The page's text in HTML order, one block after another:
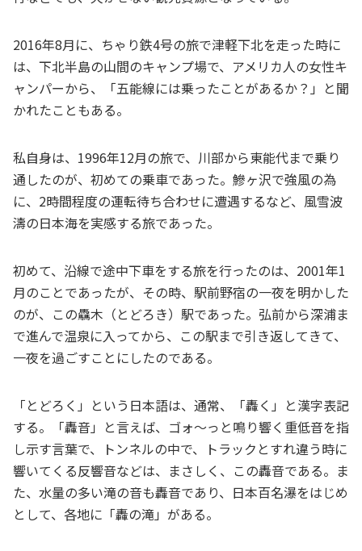
2016年8月に、ちゃり鉄4号の旅で津軽下北を走った時に
は、下北半島の山間のキャンプ場で、アメリカ人の女性キ
ャンパーから、「五能線には乗ったことがあるか？」と聞
かれたこともある。
私自身は、1996年12月の旅で、川部から東能代まで乗り
通したのが、初めての乗車であった。鰺ヶ沢で強風の為
に、2時間程度の運転待ち合わせに遭遇するなど、風雪波
濤の日本海を実感する旅であった。
初めて、沿線で途中下車をする旅を行ったのは、2001年1
月のことであったが、その時、駅前野宿の一夜を明かした
のが、この驫木（とどろき）駅であった。弘前から深浦ま
で進んで温泉に入ってから、この駅まで引き返してきて、
一夜を過ごすことにしたのである。
「とどろく」という日本語は、通常、「轟く」と漢字表記
する。「轟音」と言えば、ゴォ～っと鳴り響く重低音を指
し示す言葉で、トンネルの中で、トラックとすれ違う時に
響いてくる反響音などは、まさしく、この轟音である。ま
た、水量の多い滝の音も轟音であり、日本百名瀑をはじめ
として、各地に「轟の滝」がある。